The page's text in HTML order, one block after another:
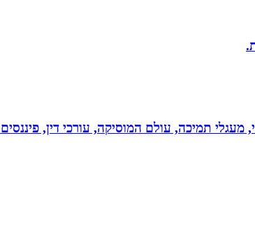
מעגלי תמיכה, עולם המוסיקה, עורכי דין,